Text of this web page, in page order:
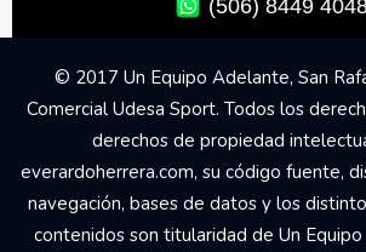
(506) 8449
© 2017 Un Equipo Adelante, San
Comercial Udesa Sport. Todos los
derechos de propiedad
everardoherrera.com, su código fuente,
navegación, bases de datos y los
contenidos son titularidad de Un